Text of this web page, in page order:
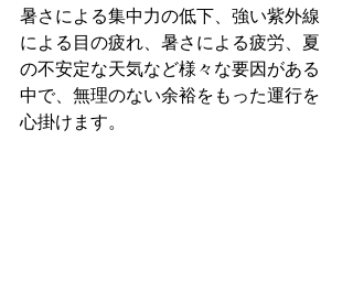
暑さによる集中力の低下、強い紫外線
による目の疲れ、暑さによる疲労、夏
の不安定な天気など様々な要因がある
中で、無理のない余裕をもった運行を
心掛けます。